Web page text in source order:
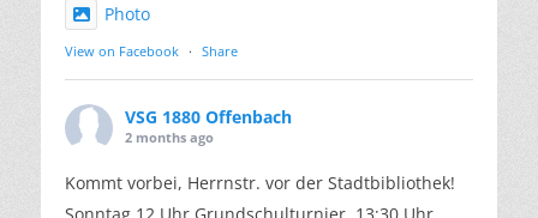
Photo
View on Facebook · Share
VSG 1880 Offenbach
2 months ago
Kommt vorbei, Herrnstr. vor der Stadtbibliothek!